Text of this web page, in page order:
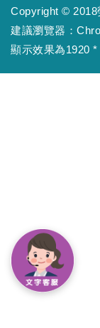
Copyright © 2018
建議瀏覽器：
顯示效果為1920 *